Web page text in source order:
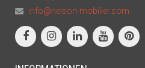
info@nelson-mobilier.com